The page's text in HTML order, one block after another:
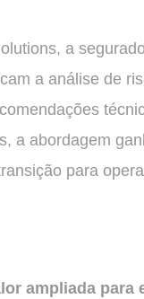
a
a análise de
a abordagem
para
ampliada para